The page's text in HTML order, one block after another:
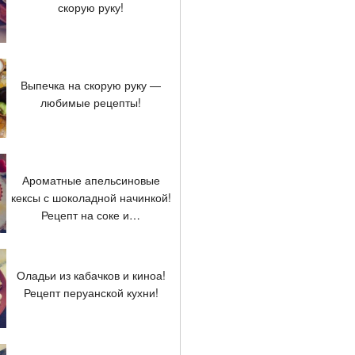
скорую руку!
Выпечка на скорую руку —
любимые рецепты!
Ароматные апельсиновые
кексы с шоколадной начинкой!
Рецепт на соке и…
Оладьи из кабачков и киноа!
Рецепт перуанской кухни!